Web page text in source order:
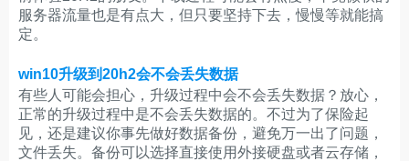
服务器流量也是有点大，但只要坚持下去，慢慢等就能搞
定。
win10升级到20h2会不会丢失数据
有些人可能会担心，升级过程中会不会丢失数据？放心，
正常的升级过程中是不会丢失数据的。不过为了保险起
见，还是建议你事先做好数据备份，避免万一出了问题，
文件丢失。备份可以选择直接使用外接硬盘或者云存储，